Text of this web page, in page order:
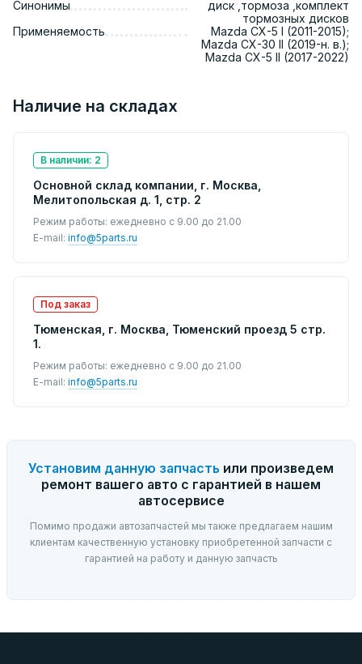
Синонимы
диск ,тормоза ,комплект
тормозных дисков
Применяемость
Mazda CX-5 I (2011-2015);
Mazda CX-30 II (2019-н. в.);
Mazda CX-5 II (2017-2022)
Наличие на складах
В наличии: 2
Основной склад компании, г. Москва,
Мелитопольская д. 1, стр. 2
Режим работы: ежедневно с 9.00 до 21.00
E-mail: info@5parts.ru
Под заказ
Тюменская, г. Москва, Тюменский проезд 5 стр.
1.
Режим работы: ежедневно с 9.00 до 21.00
E-mail: info@5parts.ru
Установим данную запчасть или произведем
ремонт вашего авто с гарантией в нашем
автосервисе
Помимо продажи автозапчастей мы также предлагаем нашим
клиентам качественную установку приобретенной запчасти с
гарантией на работу и данную запчасть